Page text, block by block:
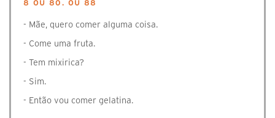
8 OU 80. OU 88
- Mãe, quero comer alguma coisa.
- Come uma fruta.
- Tem mixirica?
- Sim.
- Então vou comer gelatina.